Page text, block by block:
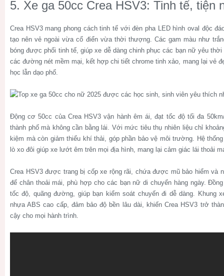
5. Xe ga 50cc Crea HSV3: Tinh tế, tiện
Crea HSV3 mang phong cách tinh tế với đèn pha LED hình oval độc
tạo nên vẻ ngoài vừa cổ điển vừa thời thượng. Các gam màu như
bóng được phối tinh tế, giúp xe dễ dàng chinh phục các bạn nữ yêu
các đường nét mềm mại, kết hợp chi tiết chrome tinh xảo, mang lại vẻ
học lẫn dạo phố.
Động cơ 50cc của Crea HSV3 vận hành êm ái, đạt tốc độ tối đa
thành phố mà không cần bằng lái. Với mức tiêu thụ nhiên liệu chỉ
kiệm mà còn giảm thiểu khí thải, góp phần bảo vệ môi trường. Hệ
lò xo đôi giúp xe lướt êm trên mọi địa hình, mang lại cảm giác lái thoải
Crea HSV3 được trang bị cốp xe rộng rãi, chứa được mũ bảo hiểm và
để chân thoải mái, phù hợp cho các bạn nữ di chuyển hàng ngày.
tốc độ, quãng đường, giúp bạn kiểm soát chuyến đi dễ dàng. Khung
nhựa ABS cao cấp, đảm bảo độ bền lâu dài, khiến Crea HSV3 trở
cậy cho mọi hành trình.